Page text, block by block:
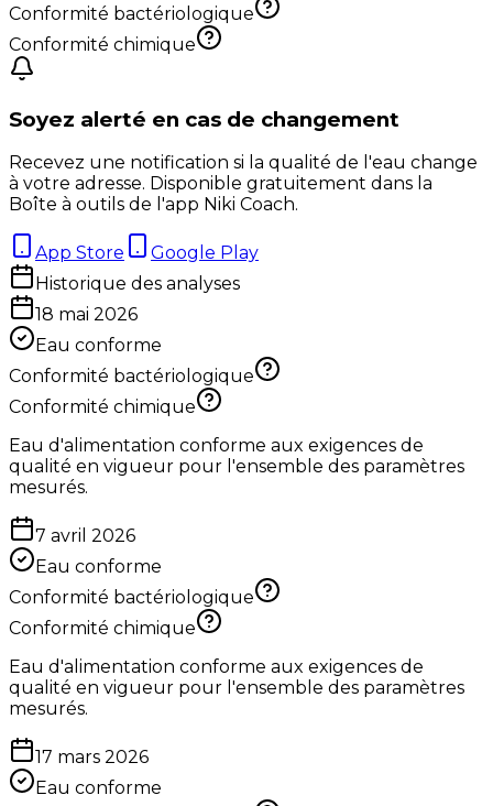
Conformité bactériologique
Conformité chimique
Soyez alerté en cas de changement
Recevez une notification si la qualité de l'eau change
à votre adresse. Disponible gratuitement dans la
Boîte à outils de l'app Niki Coach.
App Store
Google Play
Historique des analyses
18 mai 2026
Eau conforme
Conformité bactériologique
Conformité chimique
Eau d'alimentation conforme aux exigences de
qualité en vigueur pour l'ensemble des paramètres
mesurés.
7 avril 2026
Eau conforme
Conformité bactériologique
Conformité chimique
Eau d'alimentation conforme aux exigences de
qualité en vigueur pour l'ensemble des paramètres
mesurés.
17 mars 2026
Eau conforme